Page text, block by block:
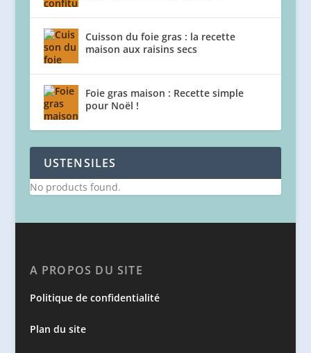
Cuisson du foie gras : la recette
maison aux raisins secs
Foie gras maison : Recette simple
pour Noël !
USTENSILES
No products found.
A PROPOS DU SITE
Politique de confidentialité
Plan du site